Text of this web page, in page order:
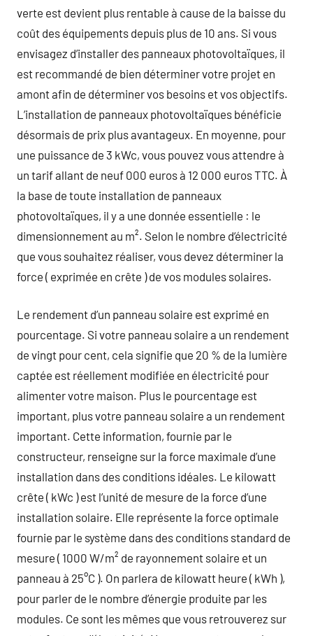
verte est devient plus rentable à cause de la baisse du
coût des équipements depuis plus de 10 ans. Si vous
envisagez d’installer des panneaux photovoltaïques, il
est recommandé de bien déterminer votre projet en
amont afin de déterminer vos besoins et vos objectifs.
L’installation de panneaux photovoltaïques bénéficie
désormais de prix plus avantageux. En moyenne, pour
une puissance de 3 kWc, vous pouvez vous attendre à
un tarif allant de neuf 000 euros à 12 000 euros TTC. À
la base de toute installation de panneaux
photovoltaïques, il y a une donnée essentielle : le
dimensionnement au m². Selon le nombre d’électricité
que vous souhaitez réaliser, vous devez déterminer la
force ( exprimée en crête ) de vos modules solaires.
Le rendement d’un panneau solaire est exprimé en
pourcentage. Si votre panneau solaire a un rendement
de vingt pour cent, cela signifie que 20 % de la lumière
captée est réellement modifiée en électricité pour
alimenter votre maison. Plus le pourcentage est
important, plus votre panneau solaire a un rendement
important. Cette information, fournie par le
constructeur, renseigne sur la force maximale d’une
installation dans des conditions idéales. Le kilowatt
crête ( kWc ) est l’unité de mesure de la force d’une
installation solaire. Elle représente la force optimale
fournie par le système dans des conditions standard de
mesure ( 1000 W/m² de rayonnement solaire et un
panneau à 25°C ). On parlera de kilowatt heure ( kWh ),
pour parler de le nombre d’énergie produite par les
modules. Ce sont les mêmes que vous retrouverez sur